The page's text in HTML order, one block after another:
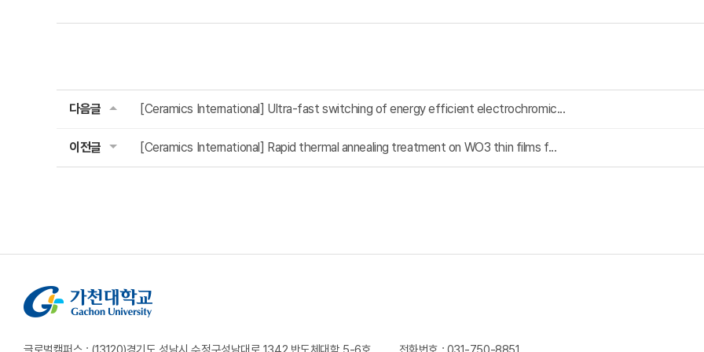
다음글 [Ceramics International] Ultra-fast switching of energy efficient electrochromic...
이전글 [Ceramics International] Rapid thermal annealing treatment on WO3 thin films f...
글로벌캠퍼스 : (13120)경기도 성남시 수정구성남대로 1342 반도체대학 5-6호 전화번호 : 031-750-8851